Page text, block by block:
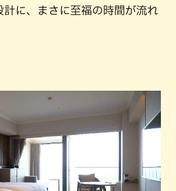
に、まさに至福の時間が流れ